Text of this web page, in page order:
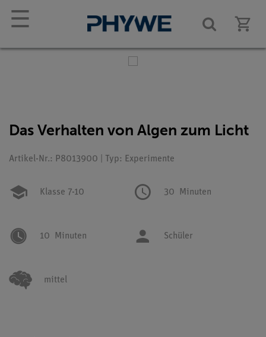
☰
Das Verhalten von Algen zum Licht
Artikel-Nr.: P8013900 | Typ: Experimente
Klasse 7-10 30 Minuten
10 Minuten Schüler
mittel